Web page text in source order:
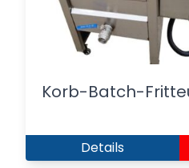
Korb-Batch-
Details